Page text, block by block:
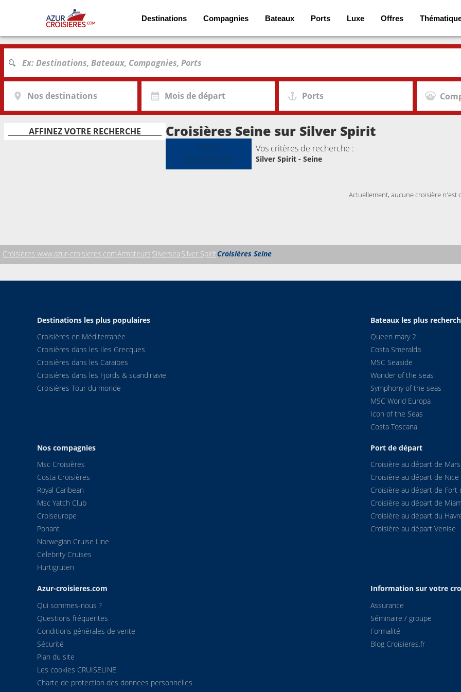
Destinations Compagnies Bateaux Ports Luxe Offres
Nos destinations Mois de départ Ports
AFFINEZ VOTRE RECHERCHE Croisières Seine sur Silver Spirit
Vos critères de recherche :
Silver Spirit - Seine
Actuellement, aucune croisière n'est
Croisières www.azur-croisieres.comArmateurs Silversea Silver SpiritCroisières Seine
Destinations les plus populaires
Croisières en Méditerranée
Croisières dans les Iles Grecques
Croisières dans les Caraibes
Croisières dans les Fjords & scandinavie
Croisières Tour du monde
Bateaux les plus
Queen mary 2
Costa Smeralda
MSC Seaside
Wonder of the seas
Symphony of the seas
MSC World Europa
Icon of the Seas
Costa Toscana
Nos compagnies
Msc Croisières
Costa Croisières
Royal Caribean
Msc Yatch Club
Croiseurope
Ponant
Norwegian Cruise Line
Celebrity Cruises
Hurtigruten
Port de départ
Croisière au départ de
Croisière au départ de Nice
Croisière au départ de Fort
Croisière au départ de
Croisière au départ du
Croisière au départ Venise
Azur-croisieres.com
Qui sommes-nous ?
Questions fréquentes
Conditions générales de vente
Sécurité
Plan du site
Les cookies CRUISELINE
Charte de protection des donnees personnelles
Information sur votre
Assurance
Séminaire / groupe
Formalité
Blog Croisieres.fr